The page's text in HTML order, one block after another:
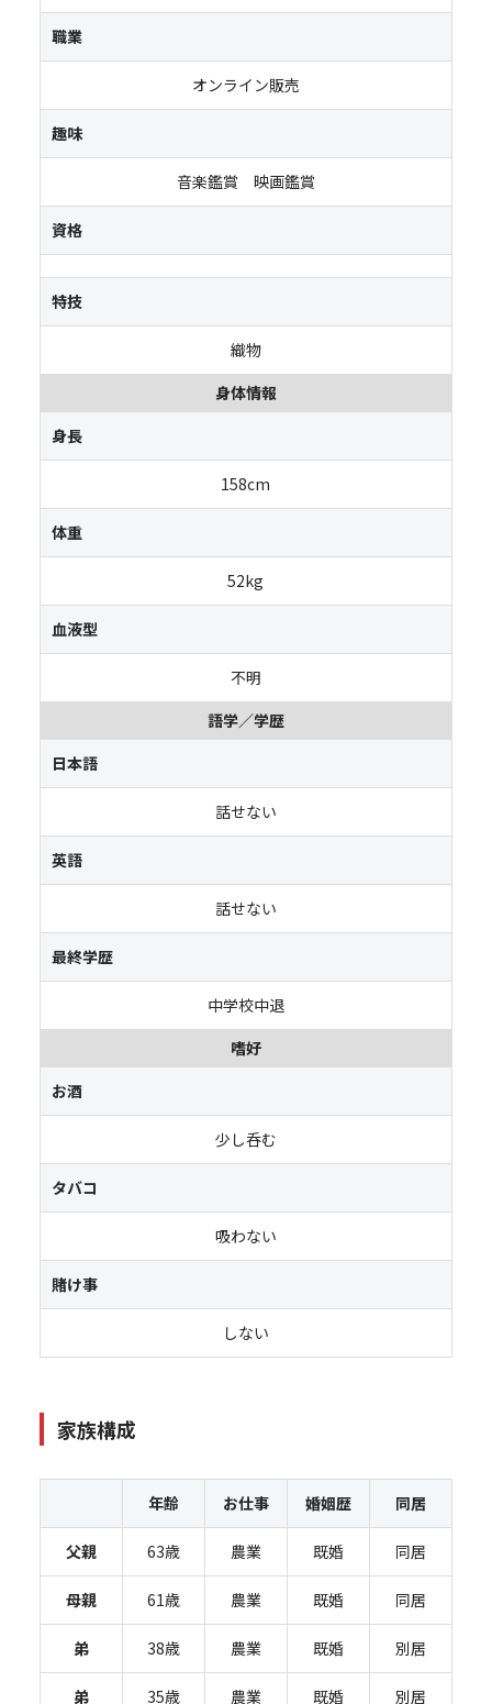
職業
オンライン販売
趣味
音楽鑑賞 映画鑑賞
資格
特技
織物
身体情報
身長
158cm
体重
52kg
血液型
不明
語学／学歴
日本語
話せない
英語
話せない
最終学歴
中学校中退
嗜好
お酒
少し呑む
タバコ
吸わない
賭け事
しない
家族構成
年齢 お仕事 婚姻歴 同居
父親 63歳 農業 既婚 同居
母親 61歳 農業 既婚 同居
弟 38歳 農業 既婚 別居
弟 35歳 農業 既婚 別居